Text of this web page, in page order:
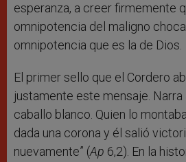
esperanza, a creer firmemente
omnipotencia del maligno
omnipotencia que es la de Dios.
El primer sello que el Cordero
justamente este mensaje. Narra
caballo blanco. Quien lo
dada una corona y él salió
nuevamente” (Ap 6,2). En la